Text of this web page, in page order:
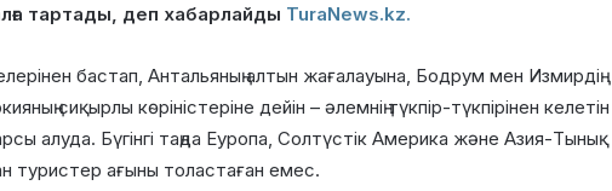
тартады, деп хабарлайды TuraNews.kz.
бастап, Антальяның алтын жағалауына, Бодрум мен Измирдің
сиқырлы көріністеріне дейін – әлемнің түкпір-түкпірінен келетін
алуда. Бүгінгі таңда Еуропа, Солтүстік Америка және Азия-Тынық
туристер ағыны толастаған емес.